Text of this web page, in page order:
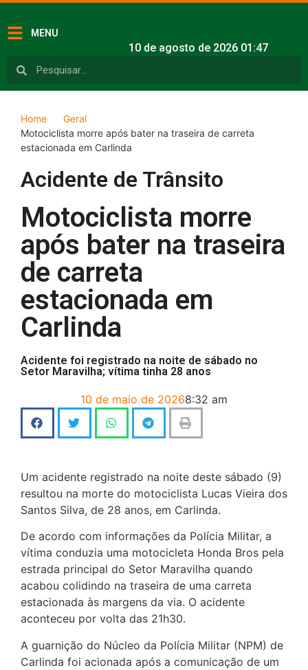
MENU
10 de agosto de 2026 01:47
Home
Geral
Motociclista morre após bater na traseira de carreta
estacionada em Carlinda
Acidente de Trânsito
Motociclista morre
após bater na traseira
de carreta
estacionada em
Carlinda
Acidente foi registrado na noite de sábado no
Setor Maravilha; vítima tinha 28 anos
10 de maio de 20268:32 am
Um acidente registrado na noite deste sábado (9)
resultou na morte do motociclista Lucas Vieira dos
Santos Silva, de 28 anos, em Carlinda.
De acordo com informações da Polícia Militar, a
vítima conduzia uma motocicleta Honda Bros pela
estrada principal do Setor Maravilha quando
acabou colidindo na traseira de uma carreta
estacionada às margens da via. O acidente
aconteceu por volta das 21h30.
A guarnição do Núcleo da Polícia Militar (NPM) de
Carlinda foi acionada após a comunicação de um